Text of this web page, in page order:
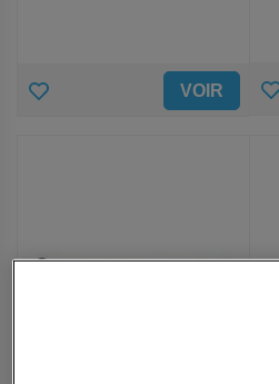
AJOUTER VOIR